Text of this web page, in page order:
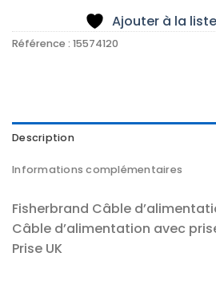
Ajouter à la
Référence : 15574120
Description
Informations complémentaires
Fisherbrand Câble
Câble d’alimentation avec
Prise UK